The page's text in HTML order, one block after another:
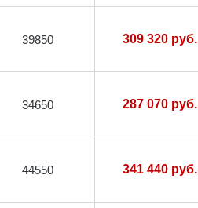
39850 309 320 руб.
34650 287 070 руб.
44550 341 440 руб.